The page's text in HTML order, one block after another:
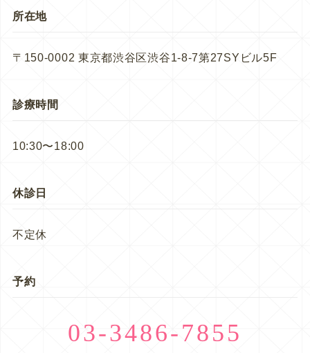
所在地
〒150-0002 東京都渋谷区渋谷1-8-7第27SYビル5F
診療時間
10:30〜18:00
休診日
不定休
予約
03-3486-7855